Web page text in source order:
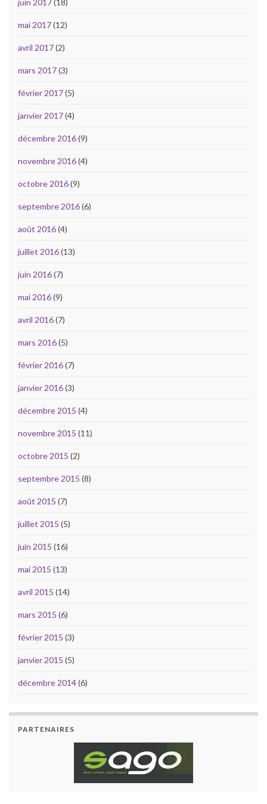
mai 2017(12)
avril 2017(2)
mars 2017(3)
février 2017(5)
janvier 2017(4)
décembre 2016(9)
novembre 2016(4)
octobre 2016(9)
septembre 2016(6)
août 2016(4)
juillet 2016(13)
juin 2016(7)
mai 2016(9)
avril 2016(7)
mars 2016(5)
février 2016(7)
janvier 2016(3)
décembre 2015 (4)
novembre 2015 (11)
octobre 2015 (2)
septembre 2015 (8)
août 2015 (7)
juillet 2015 (5)
juin 2015 (16)
mai 2015 (13)
avril 2015 (14)
mars 2015 (6)
février 2015 (3)
janvier 2015 (5)
décembre 2014(6)
PARTENAIRES